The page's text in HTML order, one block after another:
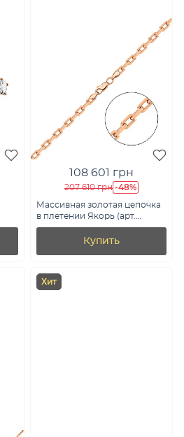
108 601 грн
207 610 грн -48%
Массивная золотая цепочка
в плетении Якорь (арт.
цр3062-110)
Купить
Хит